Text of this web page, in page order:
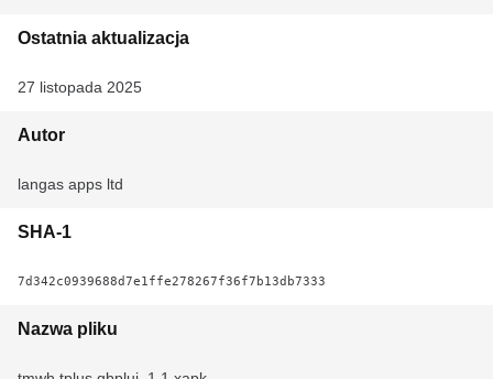
Ostatnia aktualizacja
27 listopada 2025
Autor
langas apps ltd
SHA-1
7d342c0939688d7e1ffe278267f36f7b13db7333
Nazwa pliku